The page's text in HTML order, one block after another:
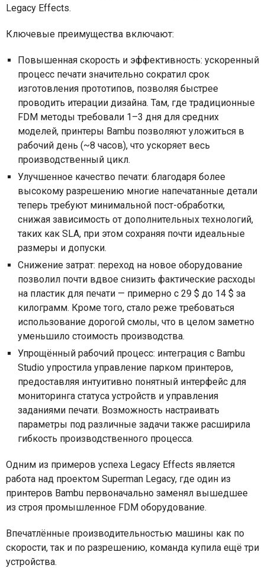
Legacy Effects.
Ключевые преимущества включают:
Повышенная скорость и эффективность: ускоренный
процесс печати значительно сократил срок
изготовления прототипов, позволяя быстрее
проводить итерации дизайна. Там, где традиционные
FDM методы требовали 1–3 дня для средних
моделей, принтеры Bambu позволяют уложиться в
рабочий день (~8 часов), что ускоряет весь
производственный цикл.
Улучшенное качество печати: благодаря более
высокому разрешению многие напечатанные детали
теперь требуют минимальной пост-обработки,
снижая зависимость от дополнительных технологий,
таких как SLA, при этом сохраняя почти идеальные
размеры и допуски.
Снижение затрат: переход на новое оборудование
позволил почти вдвое снизить фактические расходы
на пластик для печати — примерно с 29 $ до 14 $ за
килограмм. Кроме того, стало реже требоваться
использование дорогой смолы, что в целом заметно
уменьшило стоимость производства.
Упрощённый рабочий процесс: интеграция с Bambu
Studio упростила управление парком принтеров,
предоставляя интуитивно понятный интерфейс для
мониторинга статуса устройств и управления
заданиями печати. Возможность настраивать
параметры под различные задачи также расширила
гибкость производственного процесса.
Одним из примеров успеха Legacy Effects является
работа над проектом Superman Legacy, где один из
принтеров Bambu первоначально заменял вышедшее
из строя промышленное FDM оборудование.
Впечатлённые производительностью машины как по
скорости, так и по разрешению, команда купила ещё три
устройства.